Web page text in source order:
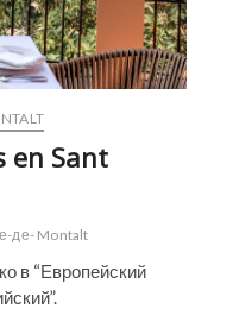
en Sant
де- Montalt
в “Европейский